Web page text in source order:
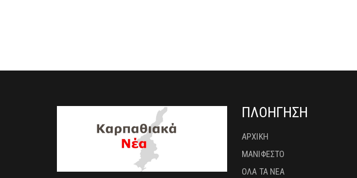
ΠΛΟΗΓΗΣΗ
ΑΡΧΙΚΗ
ΜΑΝΙΦΕΣΤΟ
ΟΛΑ ΤΑ ΝΕΑ